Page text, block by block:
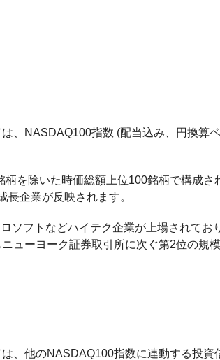
、NASDAQ100指数 (配当込み、円換算
を除いた時価総額上位100銘柄で構成さ
企業が反映されます。
ソフトなどハイテク企業が上場されてお
ューヨーク証券取引所に次ぐ第2位の規
、他のNASDAQ100指数に連動する投資